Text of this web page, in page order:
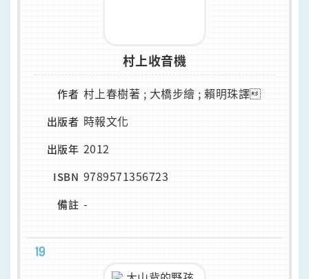
村上收音機
作者 村上春樹著 ; 大橋步繪 ; 賴明珠譯
出版者 時報文化
出版年 2012
ISBN 9789571356723
備註 -
19